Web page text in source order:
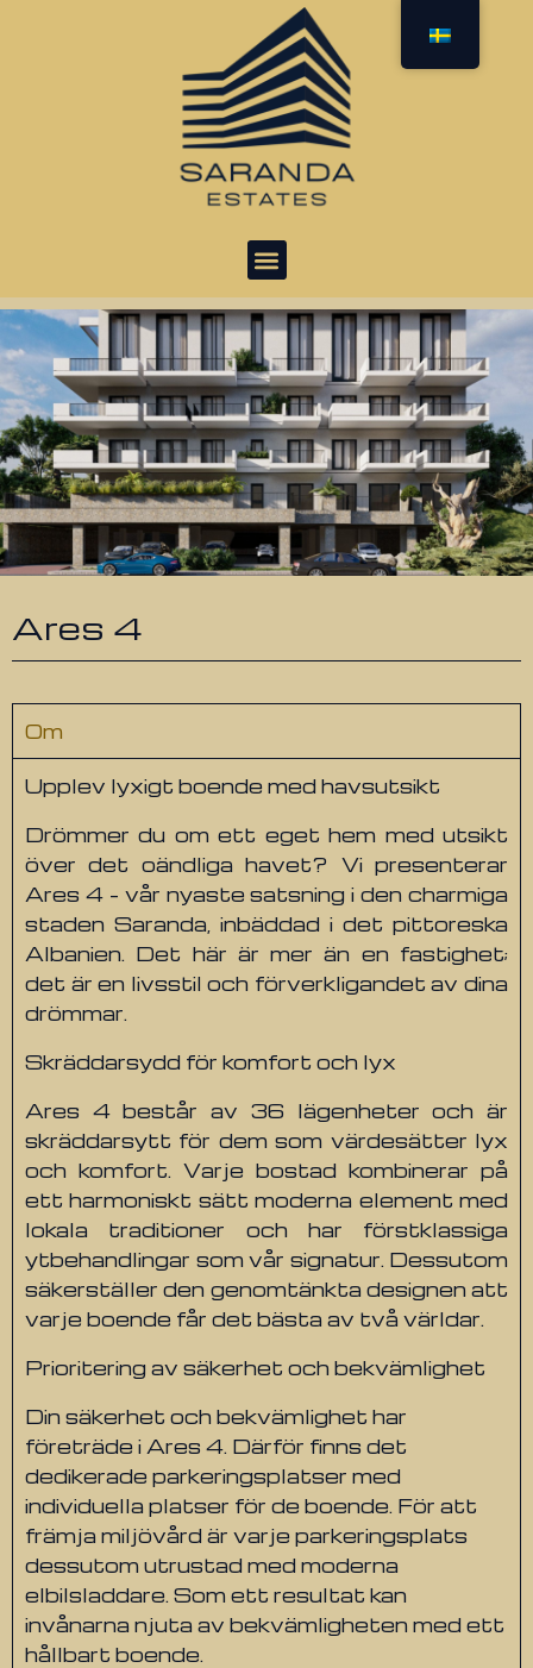
Ares 4
Om
Upplev lyxigt boende med havsutsikt
Drömmer du om ett eget hem med utsikt
över det oändliga havet? Vi presenterar
Ares 4 - vår nyaste satsning i den charmiga
staden Saranda, inbäddad i det pittoreska
Albanien. Det här är mer än en fastighet;
det är en livsstil och förverkligandet av dina
drömmar.
Skräddarsydd för komfort och lyx
Ares 4 består av 36 lägenheter och är
skräddarsytt för dem som värdesätter lyx
och komfort. Varje bostad kombinerar på
ett harmoniskt sätt moderna element med
lokala traditioner och har förstklassiga
ytbehandlingar som vår signatur. Dessutom
säkerställer den genomtänkta designen att
varje boende får det bästa av två världar.
Prioritering av säkerhet och bekvämlighet
Din säkerhet och bekvämlighet har
företräde i Ares 4. Därför finns det
dedikerade parkeringsplatser med
individuella platser för de boende. För att
främja miljövård är varje parkeringsplats
dessutom utrustad med moderna
elbilsladdare. Som ett resultat kan
invånarna njuta av bekvämligheten med ett
hållbart boende.